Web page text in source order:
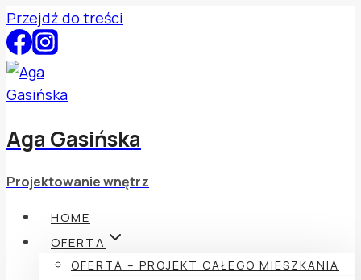
Przejdź do treści
Aga Gasińska
Projektowanie wnętrz
HOME
OFERTA
OFERTA – PROJEKT CAŁEGO MIESZKANIA